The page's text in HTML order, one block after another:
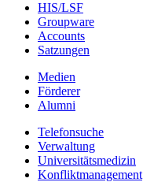
HIS/LSF
Groupware
Accounts
Satzungen
Medien
Förderer
Alumni
Telefonsuche
Verwaltung
Universitätsmedizin
Konfliktmanagement